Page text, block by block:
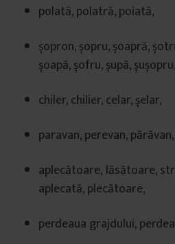
polată, polatră, poiată,
șopron, șopru, șoapră,
șoapă, șofru, șupă, șușopru,
chiler, chilier, celar, șelar,
paravan, perevan,
aplecătoare, lăsătoare,
aplecată, plecătoare,
perdeaua grajdului,